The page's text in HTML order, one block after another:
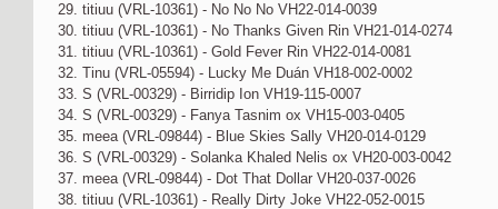
29. titiuu (VRL-10361) - No No No VH22-014-0039
30. titiuu (VRL-10361) - No Thanks Given Rin VH21-014-0274
31. titiuu (VRL-10361) - Gold Fever Rin VH22-014-0081
32. Tinu (VRL-05594) - Lucky Me Duán VH18-002-0002
33. S (VRL-00329) - Birridip Ion VH19-115-0007
34. S (VRL-00329) - Fanya Tasnim ox VH15-003-0405
35. meea (VRL-09844) - Blue Skies Sally VH20-014-0129
36. S (VRL-00329) - Solanka Khaled Nelis ox VH20-003-0042
37. meea (VRL-09844) - Dot That Dollar VH20-037-0026
38. titiuu (VRL-10361) - Really Dirty Joke VH22-052-0015